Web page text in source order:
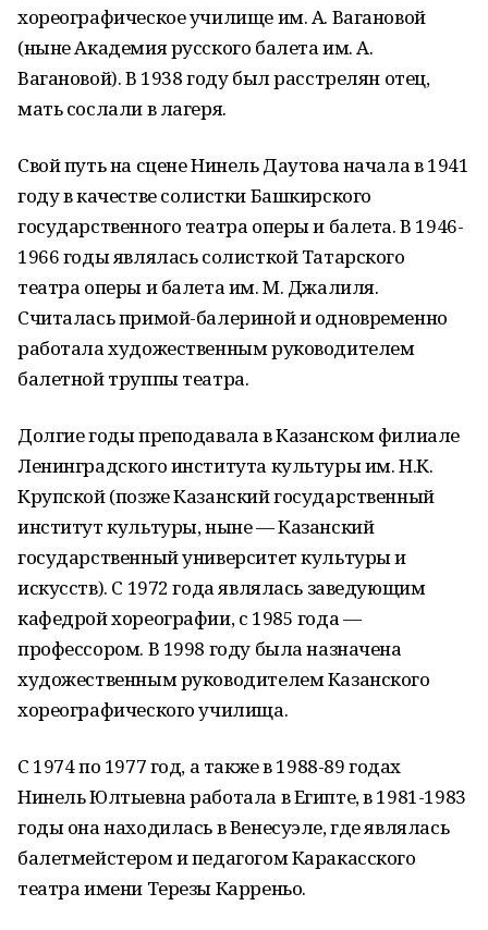
хореографическое училище им. А. Вагановой
(ныне Академия русского балета им. А.
Вагановой). В 1938 году был расстрелян отец,
мать сослали в лагеря.
Свой путь на сцене Нинель Даутова начала в 1941
году в качестве солистки Башкирского
государственного театра оперы и балета. В 1946-
1966 годы являлась солисткой Татарского
театра оперы и балета им. М. Джалиля.
Считалась примой-балериной и одновременно
работала художественным руководителем
балетной труппы театра.
Долгие годы преподавала в Казанском филиале
Ленинградского института культуры им. Н.К.
Крупской (позже Казанский государственный
институт культуры, ныне — Казанский
государственный университет культуры и
искусств). С 1972 года являлась заведующим
кафедрой хореографии, с 1985 года —
профессором. В 1998 году была назначена
художественным руководителем Казанского
хореографического училища.
С 1974 по 1977 год, а также в 1988-89 годах
Нинель Юлтыевна работала в Египте, в 1981-1983
годы она находилась в Венесуэле, где являлась
балетмейстером и педагогом Каракасского
театра имени Терезы Карреньо.